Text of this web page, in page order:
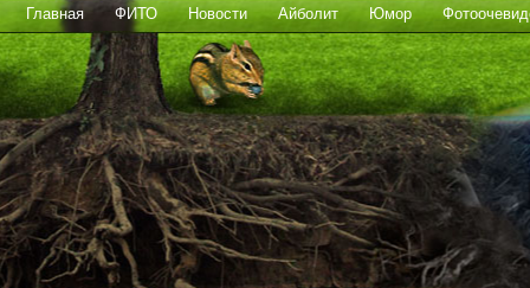
Главная ФИТО Новости Айболит Юмор